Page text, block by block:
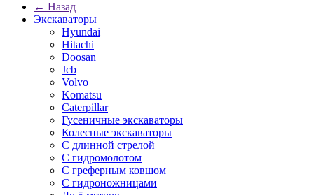
← Назад
Экскаваторы
Hyundai
Hitachi
Doosan
Jcb
Volvo
Komatsu
Caterpillar
Гусеничные экскаваторы
Колесные экскаваторы
С длинной стрелой
С гидромолотом
С греферным ковшом
С гидроножницами